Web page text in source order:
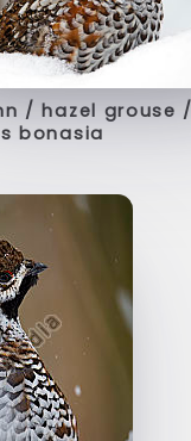
/ hazel grouse /
bonasia